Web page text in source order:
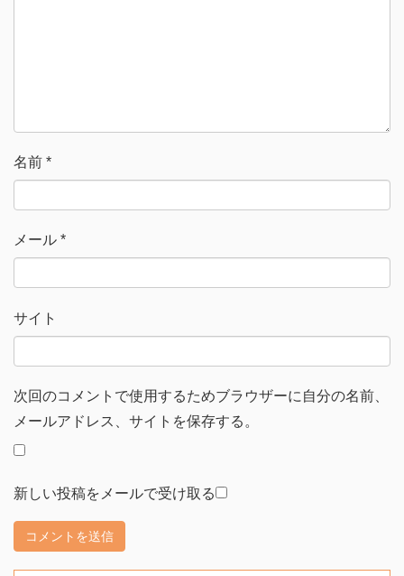
名前 *
メール *
サイト
次回のコメントで使用するためブラウザーに自分の名前、
メールアドレス、サイトを保存する。
新しい投稿をメールで受け取る